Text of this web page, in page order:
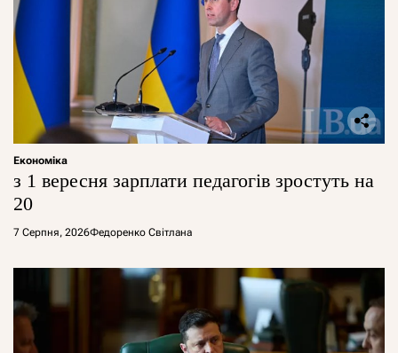
Економіка
з 1 вересня зарплати педагогів зростуть на
20
7 Серпня, 2026Федоренко Світлана